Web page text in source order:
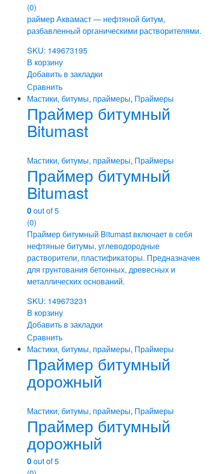
(0)
раймер Аквамаст — нефтяной битум,
разбавленный органическими растворителями.
SKU: 149673195
В корзину
Добавить в закладки
Сравнить
Мастики, битумы, праймеры, Праймеры
Праймер битумный
Bitumast
Мастики, битумы, праймеры, Праймеры
Праймер битумный
Bitumast
0out of 5
(0)
Праймер битумный Bitumast включает в себя
нефтяные битумы, углеводородные
растворители, пластификаторы. Предназначен
для грунтования бетонных, древесных и
металлических оснований.
SKU: 149673231
В корзину
Добавить в закладки
Сравнить
Мастики, битумы, праймеры, Праймеры
Праймер битумный
дорожный
Мастики, битумы, праймеры, Праймеры
Праймер битумный
дорожный
0out of 5